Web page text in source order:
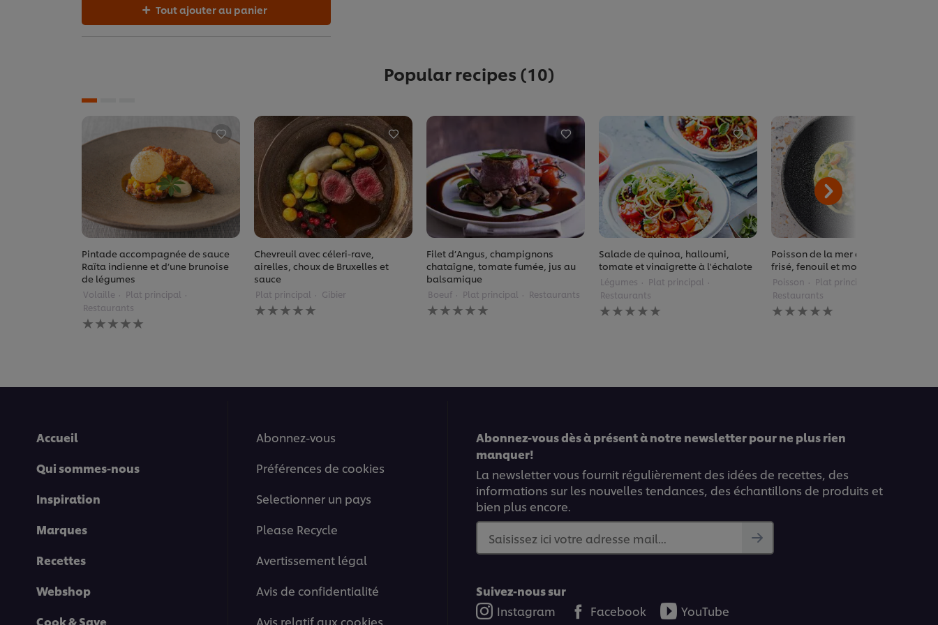
Tout ajouter au panier
Popular recipes (10)
Pintade accompagnée de sauce
Raïta indienne et d’une brunoise
de légumes
Volaille
Plat principal
Restaurants
Aucune
évaluation
Chevreuil avec céleri-rave,
airelles, choux de Bruxelles et
sauce
Plat principal Gibier
Aucune
évaluation
Filet d’Angus, champignons
chataîgne, tomate fumée, jus au
balsamique
Boeuf Plat principal Restaurants
Aucune
évaluation
Salade de quinoa, halloumi,
tomate et vinaigrette à l'échalote
Légumes
Plat principal
Restaurants
Aucune
évaluation
Poisson de la mer du Nord, chou
frisé, fenouil et mousse de curry
Poisson
Plat principal
Restaurants
Aucune
évaluation
Accueil
Qui sommes-nous
Inspiration
Marques
Recettes
Webshop
Cook & Save
Abonnez-vous
Préférences de cookies
Selectionner un pays
Please Recycle
Avertissement légal
Avis de confidentialité
Avis relatif aux cookies
Abonnez-vous dès à présent à notre newsletter pour ne plus rien
manquer!
La newsletter vous fournit régulièrement des idées de recettes, des
informations sur les nouvelles tendances, des échantillons de produits et
bien plus encore.
Saisissez ici votre adresse mail...
Suivez-nous sur
Instagram
Facebook YouTube